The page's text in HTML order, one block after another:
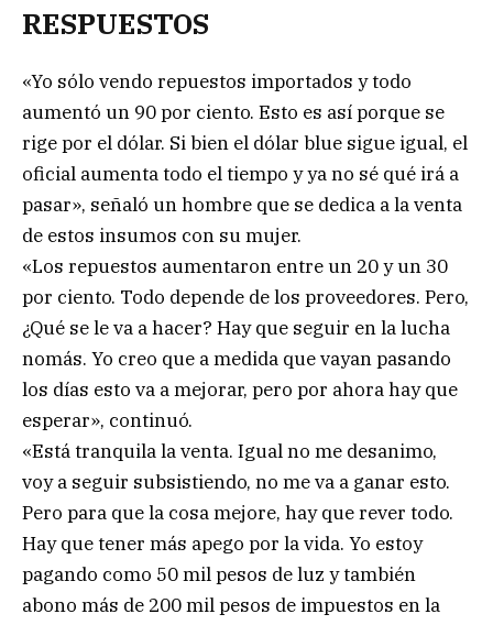
RESPUESTOS
«Yo sólo vendo repuestos importados y todo
aumentó un 90 por ciento. Esto es así porque se
rige por el dólar. Si bien el dólar blue sigue igual, el
oficial aumenta todo el tiempo y ya no sé qué irá a
pasar», señaló un hombre que se dedica a la venta
de estos insumos con su mujer.
«Los repuestos aumentaron entre un 20 y un 30
por ciento. Todo depende de los proveedores. Pero,
¿Qué se le va a hacer? Hay que seguir en la lucha
nomás. Yo creo que a medida que vayan pasando
los días esto va a mejorar, pero por ahora hay que
esperar», continuó.
«Está tranquila la venta. Igual no me desanimo,
voy a seguir subsistiendo, no me va a ganar esto.
Pero para que la cosa mejore, hay que rever todo.
Hay que tener más apego por la vida. Yo estoy
pagando como 50 mil pesos de luz y también
abono más de 200 mil pesos de impuestos en la